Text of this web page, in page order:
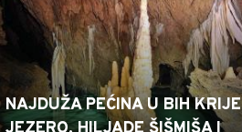
NAJDUŽA PEĆINA U BIH KRIJE